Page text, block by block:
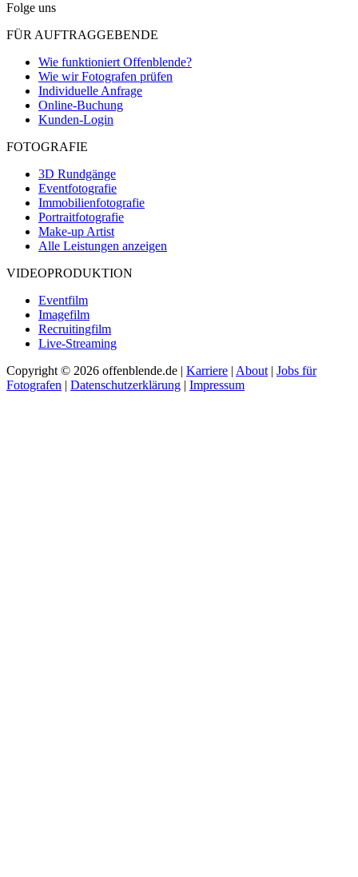
Folge uns
FÜR AUFTRAGGEBENDE
Wie funktioniert Offenblende?
Wie wir Fotografen prüfen
Individuelle Anfrage
Online-Buchung
Kunden-Login
FOTOGRAFIE
3D Rundgänge
Eventfotografie
Immobilienfotografie
Portraitfotografie
Make-up Artist
Alle Leistungen anzeigen
VIDEOPRODUKTION
Eventfilm
Imagefilm
Recruitingfilm
Live-Streaming
Copyright © 2026 offenblende.de | Karriere | About| Jobs für
Fotografen | Datenschutzerklärung | Impressum